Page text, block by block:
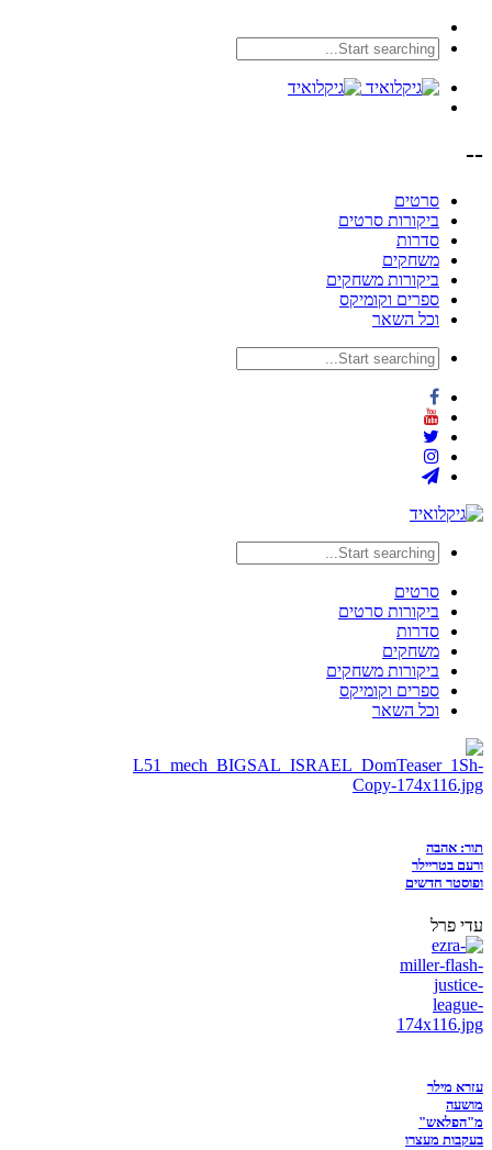
--
סרטים
ביקורות סרטים
סדרות
משחקים
ביקורות משחקים
ספרים וקומיקס
וכל השאר
סרטים
ביקורות סרטים
סדרות
משחקים
ביקורות משחקים
ספרים וקומיקס
וכל השאר
תור: אהבה
ורעם בטריילר
ופוסטר חדשים
עדי פרל
עזרא מילר
מושעה
מ"הפלאש"
בעקבות מעצרו